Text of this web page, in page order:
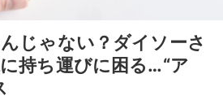
じゃない？ダイソーさ
持ち運びに困る…“ア